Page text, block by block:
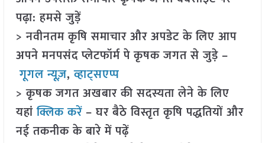
पढ़ा: हमसे जुड़ें
> नवीनतम कृषि समाचार और अपडेट के लिए आप
अपने मनपसंद प्लेटफॉर्म पे कृषक जगत से जुड़े –
गूगल न्यूज़,व्हाट्सएप्प
> कृषक जगत अखबार की सदस्यता लेने के लिए
यहांक्लिक करें– घर बैठे विस्तृत कृषि पद्धतियों और
नई तकनीक के बारे में पढ़ें